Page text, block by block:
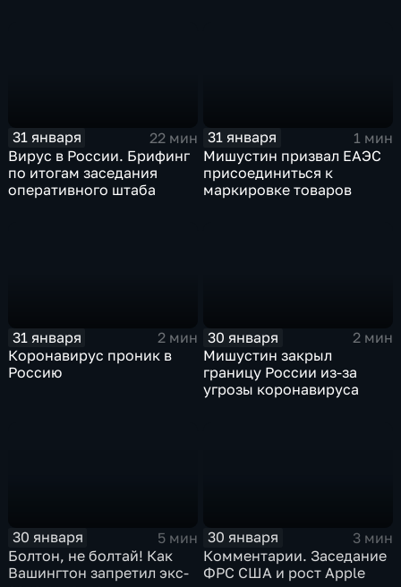
31 января
22 мин
Вирус в России. Брифинг
по итогам заседания
оперативного штаба
31 января
1 мин
Мишустин призвал ЕАЭС
присоединиться к
маркировке товаров
31 января
2 мин
Коронавирус проник в
Россию
30 января
2 мин
Мишустин закрыл
границу России из-за
угрозы коронавируса
30 января
5 мин
Болтон, не болтай! Как
Вашингтон запретил экс-
30 января
3 мин
Комментарии. Заседание
ФРС США и рост Apple